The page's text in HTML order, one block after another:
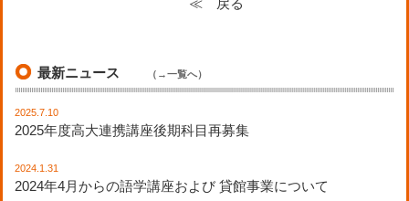
≪ 戻る
最新ニュース （→一覧へ）
2025.7.10
2025年度高大連携講座後期科目再募集
2024.1.31
2024年4月からの語学講座および 貸館事業について